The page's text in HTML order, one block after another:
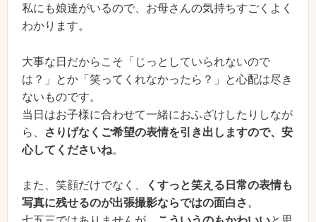
私にも娘達がいるので、お母さんの気持ちすごくよく
わかります。
大事な日だからこそ「じっとしていられないので
は？」とか「笑ってくれなかったら？」と心配は尽き
ないものです。
当日はお子様に合わせて一緒におふざけしたりしなが
ら、
さりげなくご希望の表情を引き出しますので、安
心してくださいね。
また、笑顔だけでなく、
くすっと笑える日常の表情も
写真に残せるのが出張撮影ならではの面白さ 。